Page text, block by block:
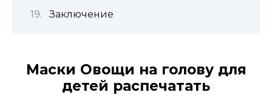
Заключение
Маски Овощи на голову для
детей распечатать